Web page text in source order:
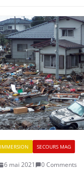
IMMERSION SECOURS MAG
6 mai 2021 0 Comments